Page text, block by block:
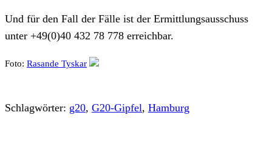
Und für den Fall der Fälle ist der Ermittlungsausschuss
unter +49(0)40 432 78 778 erreichbar.
Foto: Rasande Tyskar
Schlagwörter: g20, G20-Gipfel, Hamburg